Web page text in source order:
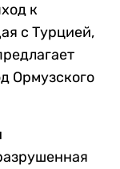
к
с Турцией,
Ормузского